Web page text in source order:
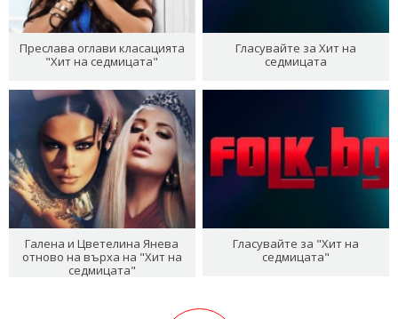
Преслава оглави класацията
"Хит на седмицата"
Гласувайте за Хит на
седмицата
Галена и Цветелина Янева
отново на върха на "Хит на
седмицата"
Гласувайте за "Хит на
седмицата"